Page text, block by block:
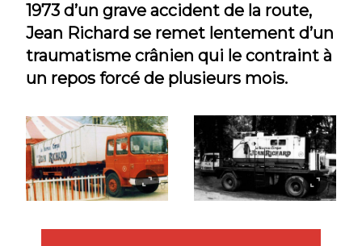
1973 d’un grave accident de la route,
Jean Richard se remet lentement d’un
traumatisme crânien qui le contraint à
un repos forcé de plusieurs mois.